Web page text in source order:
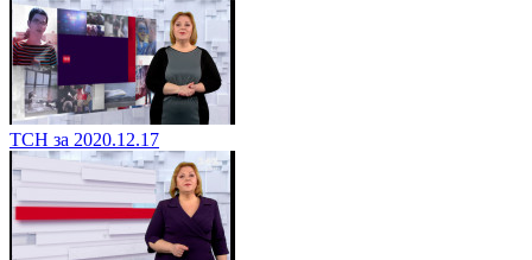
ТСН за 2020.12.17